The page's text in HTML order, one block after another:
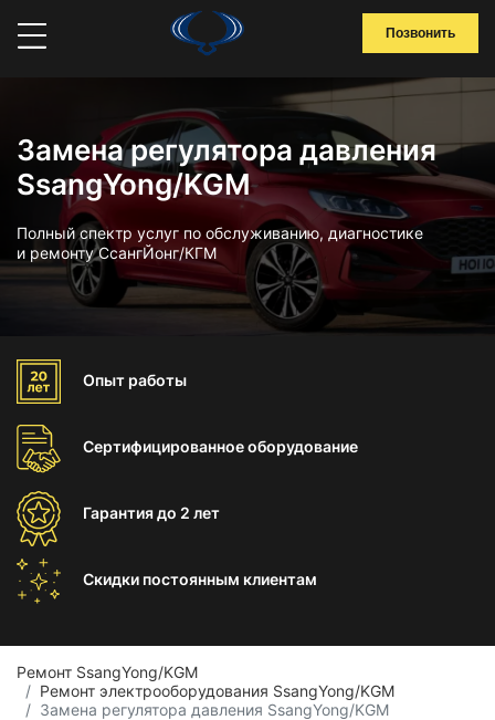
Позвонить
Замена регулятора давления
SsangYong/KGM
Полный спектр услуг по обслуживанию, диагностике
и ремонту СсангЙонг/КГМ
Опыт работы
Сертифицированноеоборудование
Гарантиядо 2 лет
Скидки постоянным клиентам
Ремонт SsangYong/KGM
Ремонт электрооборудования SsangYong/KGM
Замена регулятора давления SsangYong/KGM